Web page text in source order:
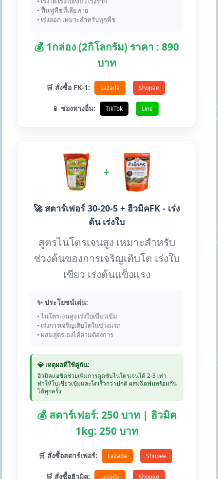
• ฟื้นฟูพืชที่เสียหาย
• เร่งดอก เหมาะสำหรับทุกพืช
💰 1กล่อง (2กิโลกรัม) ราคา : 890
บาท
🛒 สั่งซื้อ FK-1: Lazada Shopee
📱 ช่องทางอื่น: TikTok Line
+
🚀 สตาร์เฟอร์ 30-20-5 + ฮิวมิคFK - เร่ง
ต้น เร่งใบ
สูตรไนโตรเจนสูง เหมาะสำหรับ
ช่วงต้นของการเจริญเติบโต เร่งใบ
เขียว เร่งต้นแข็งแรง
✨ ประโยชน์เด่น:
• ไนโตรเจนสูง เร่งใบเขียวเข้ม
• เร่งการเจริญเติบโตในช่วงแรก
• ผสมสูตรเองได้ตามต้องการ
💎 เหตุผลที่ใช้คู่กัน:
ฮิวมิคแอซิดช่วยเพิ่มการดูดซับไนโตรเจนได้ 2-3 เท่า
ทำให้ใบเขียวเข้มและโตเร็วกว่าปกติ ผสมฉีดพ่นพร้อมกัน
ได้ทุกครั้ง
💰 สตาร์เฟอร์: 250 บาท | ฮิวมิค
1kg: 250 บาท
🛒 สั่งซื้อสตาร์เฟอร์: Lazada Shopee
🛒 สั่งซื้อฮิวมิค: Lazada Shopee